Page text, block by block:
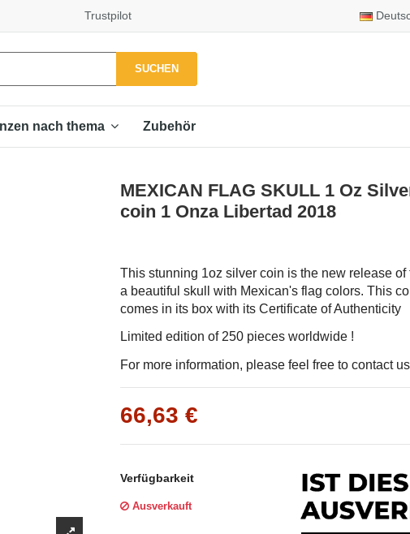
Trustpilot
SUCHEN
nach thema Zubehör
MEXICAN FLAG SKULL 1 Oz
coin 1 Onza Libertad 2018
This stunning 1oz silver coin is the new release
a beautiful skull with Mexican's flag colors. This
comes in its box with its Certificate of Authenticity
Limited edition of 250 pieces worldwide !
For more information, please feel free to contact
66,63 €
Verfügbarkeit
Ausverkauft